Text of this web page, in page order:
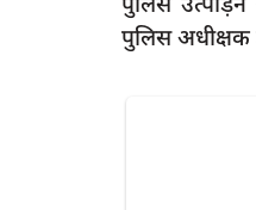
पुलिस